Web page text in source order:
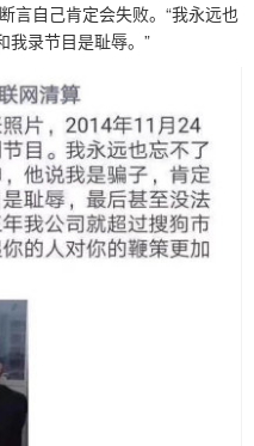
言自己肯定会失败。“我永远也
我录节目是耻辱。”